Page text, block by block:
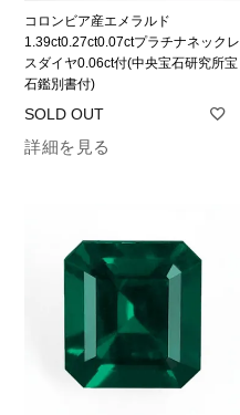
コロンビア産エメラルド
1.39ct0.27ct0.07ctプラチナネックレ
スダイヤ0.06ct付(中央宝石研究所宝
石鑑別書付)
詳細を見る